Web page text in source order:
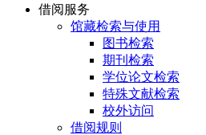
借阅服务
馆藏检索与使用
图书检索
期刊检索
学位论文检索
特殊文献检索
校外访问
借阅规则